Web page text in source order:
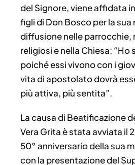
del Signore, viene affidata
figli di Don Bosco per la sua
diffusione nelle parrocchie,
religiosi e nella Chiesa: “Ho
poiché essi vivono con i
vita di apostolato dovrà
più attiva, più sentita”.
La causa di Beatificazione
Vera Grita è stata avviata il
50° anniversario della sua
con la presentazione del